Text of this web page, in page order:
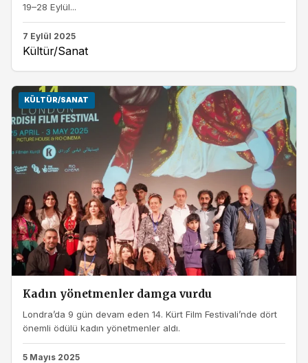
19–28 Eylül...
7 Eylül 2025
Kültür/Sanat
KÜLTÜR/SANAT
Kadın yönetmenler damga vurdu
Londra’da 9 gün devam eden 14. Kürt Film Festivali’nde dört
önemli ödülü kadın yönetmenler aldı.
5 Mayıs 2025